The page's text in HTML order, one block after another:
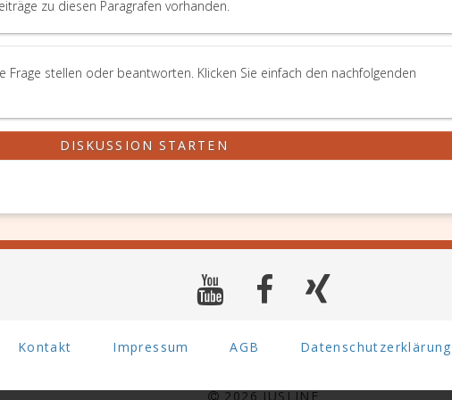
zu diesen Paragrafen vorhanden.
Frage stellen oder beantworten. Klicken Sie einfach den nachfolgenden
DISKUSSION STARTEN
Kontakt Impressum AGB Datenschutzerklärung
2026 JUSLINE